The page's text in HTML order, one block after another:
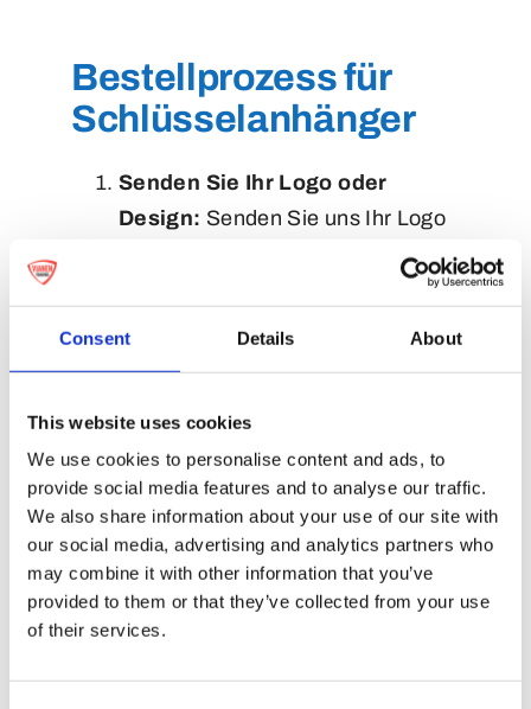
Consent Details About
This website uses cookies
We use cookies to personalise content and ads, to
provide social media features and to analyse our traffic.
We also share information about your use of our site with
our social media, advertising and analytics partners who
may combine it with other information that you’ve
provided to them or that they’ve collected from your use
of their services.
Bestellprozess für
Schlüsselanhänger
Senden Sie Ihr Logo oder
Design: Senden Sie uns Ihr Logo
oder Design einfach per E-Mail
Vergessen Sie nicht, so viele
und Lieferzeit.
Dateiformat:Für ein Angebot
können wir mit jeder Datei
arbeiten, die Sie haben – sogar mit
einem Foto oder einer Skizze auf
Papier. Obwohl wir alle Formate
hochauflösende JPEGs oder